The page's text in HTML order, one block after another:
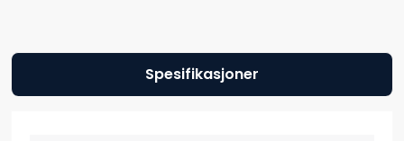
Spesifikasjoner